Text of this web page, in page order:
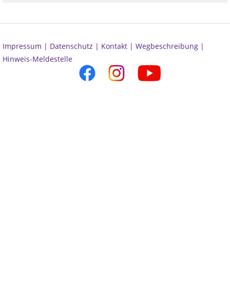
Impressum | Datenschutz | Kontakt | Wegbeschreibung |
Hinweis-Meldestelle